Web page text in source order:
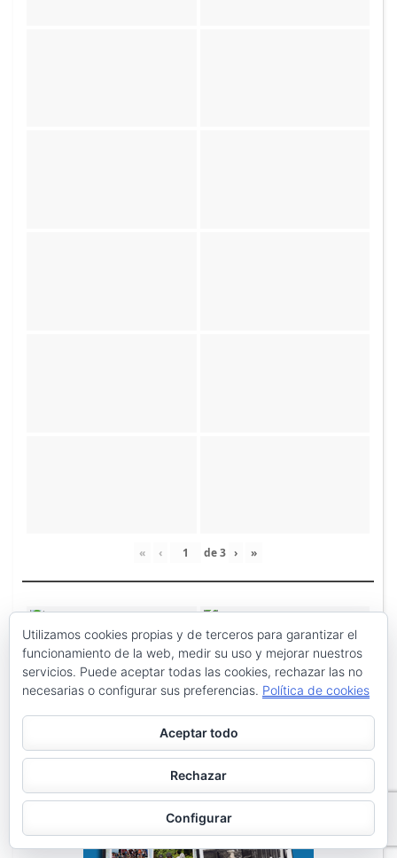
« ‹ de3 › »
Utilizamos cookies propias y de terceros para garantizar el
funcionamiento de la web, medir su uso y mejorar nuestros
servicios. Puede aceptar todas las cookies, rechazar las no
necesarias o configurar sus preferencias. Política de cookies
Aceptar todo
Rechazar
Configurar